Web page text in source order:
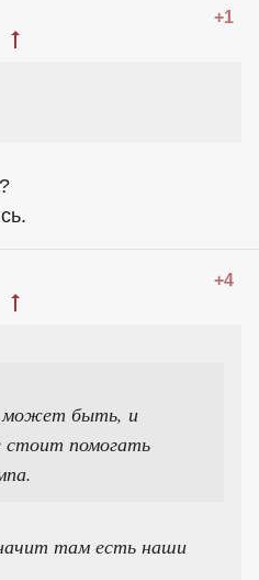
+1
+4
может быть, и
стоит помогать
там есть наши